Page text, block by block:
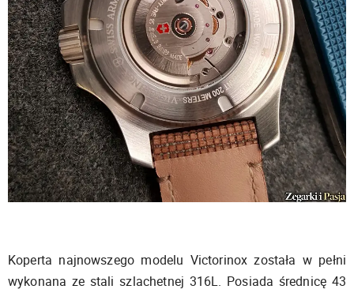
Koperta najnowszego modelu Victorinox została w pełni
wykonana ze stali szlachetnej 316L. Posiada średnicę 43